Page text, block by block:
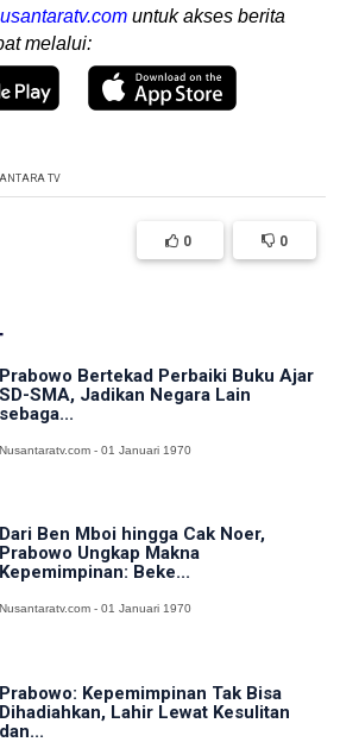
untuk akses berita
melalui:
TV
0 0
Prabowo Bertekad Perbaiki Buku Ajar
SD-SMA, Jadikan Negara Lain
sebaga...
Nusantaratv.com - 01 Januari 1970
Dari Ben Mboi hingga Cak Noer,
Prabowo Ungkap Makna
Kepemimpinan: Beke...
Nusantaratv.com - 01 Januari 1970
Prabowo: Kepemimpinan Tak Bisa
Dihadiahkan, Lahir Lewat Kesulitan
dan...